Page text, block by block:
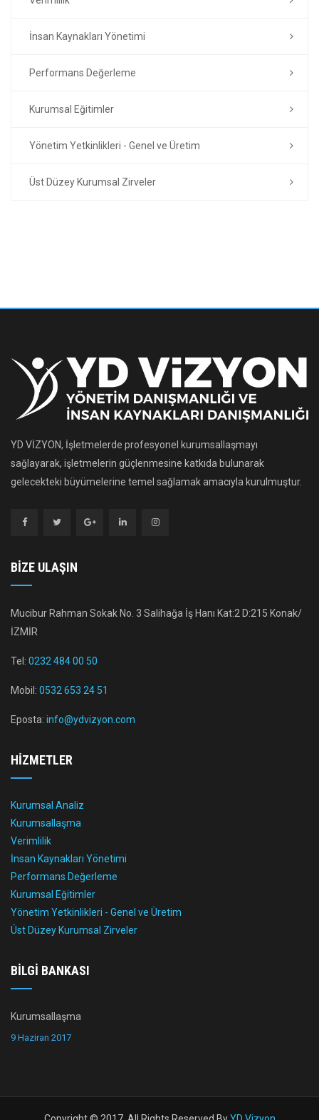
İnsan Kaynakları Yönetimi
Performans Değerleme
Kurumsal Eğitimler
Yönetim Yetkinlikleri - Genel ve Üretim
Üst Düzey Kurumsal Zirveler
YD VİZYON, İşletmelerde profesyonel kurumsallaşmayı
sağlayarak, işletmelerin güçlenmesine katkıda bulunarak
gelecekteki büyümelerine temel sağlamak amacıyla kurulmuştur.
BIZE ULAŞIN
Mucibur Rahman Sokak No. 3 Salihağa İş Hanı Kat:2 D:215 Konak/
İZMİR
Tel: 0232 484 00 50
Mobil: 0532 653 24 51
Eposta: info@ydvizyon.com
HIZMETLER
Kurumsal Analiz
Kurumsallaşma
Verimlilik
İnsan Kaynakları Yönetimi
Performans Değerleme
Kurumsal Eğitimler
Yönetim Yetkinlikleri - Genel ve Üretim
Üst Düzey Kurumsal Zirveler
BILGI BANKASI
Kurumsallaşma
9 Haziran 2017